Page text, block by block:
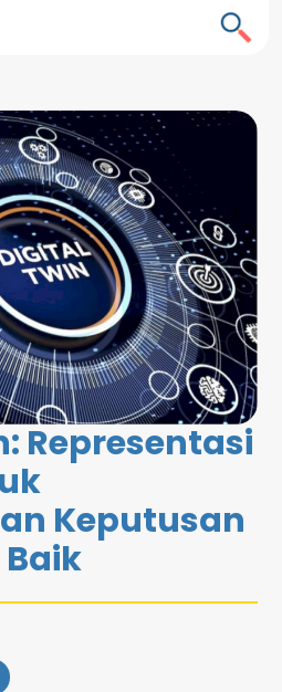
Representasi
Keputusan